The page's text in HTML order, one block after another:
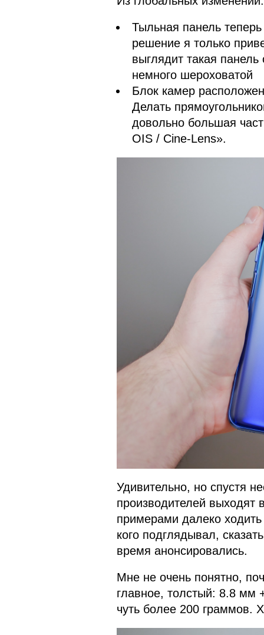
Тыльная панель
решение я только
выглядит такая
немного шероховатой
Блок камер
Делать
довольно большая
OIS / Cine-Lens».
Удивительно, но спустя
производителей
примерами далеко
кого подглядывал,
время анонсировались.
Мне не очень понятно,
главное, толстый: 8.8 мм
чуть более 200 граммов.